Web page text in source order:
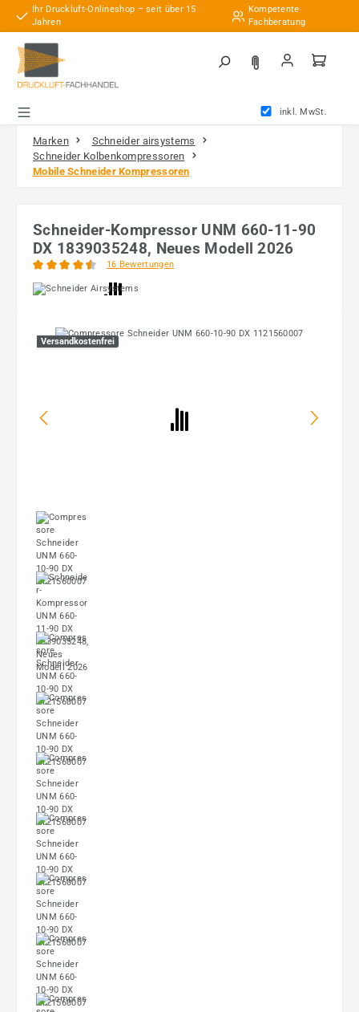
Zum Hauptinhalt springen
Ihr Druckluft-Onlineshop – seit über 15
Jahren
Kompetente
Fachberatung
inkl. MwSt.
Marken
Schneider airsystems
Schneider Kolbenkompressoren
Mobile Schneider Kompressoren
Schneider-Kompressor UNM 660-11-90
DX 1839035248, Neues Modell 2026
16 Bewertungen
Bildergalerie überspringen
Versandkostenfrei